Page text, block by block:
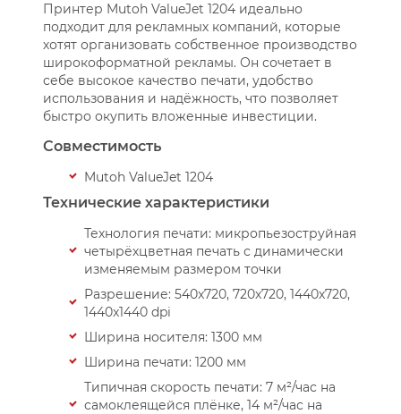
Принтер Mutoh ValueJet 1204 идеально
подходит для рекламных компаний, которые
хотят организовать собственное производство
широкоформатной рекламы. Он сочетает в
себе высокое качество печати, удобство
использования и надёжность, что позволяет
быстро окупить вложенные инвестиции.
Совместимость
Mutoh ValueJet 1204
Технические характеристики
Технология печати: микропьезоструйная
четырёхцветная печать с динамически
изменяемым размером точки
Разрешение: 540x720, 720x720, 1440x720,
1440x1440 dpi
Ширина носителя: 1300 мм
Ширина печати: 1200 мм
Типичная скорость печати: 7 м²/час на
самоклеящейся плёнке, 14 м²/час на